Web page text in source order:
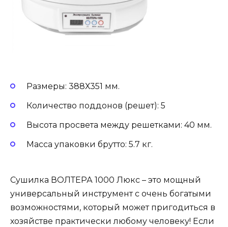
Размеры: 388Х351 мм.
Количество поддонов (решет): 5
Высота просвета между решетками: 40 мм.
Масса упаковки брутто: 5.7 кг.
Сушилка ВОЛТЕРА 1000 Люкс – это мощный
универсальный инструмент с очень богатыми
возможностями, который может пригодиться в
хозяйстве практически любому человеку! Если